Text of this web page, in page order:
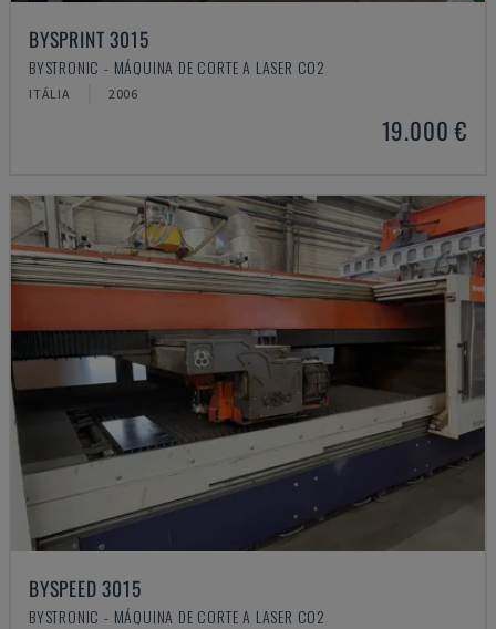
BYSPRINT 3015
BYSTRONIC - MÁQUINA DE CORTE A LASER CO2
ITÁLIA 2006
19.000 €
BYSPEED 3015
BYSTRONIC - MÁQUINA DE CORTE A LASER CO2